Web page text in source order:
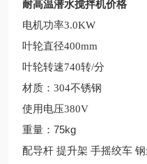
耐高温潜水搅拌机价格
电机功率3.0KW
叶轮直径400mm
叶轮转速740转/分
材质：304不锈钢
使用电压380V
重量：75kg
配导杆 提升架 手摇绞车